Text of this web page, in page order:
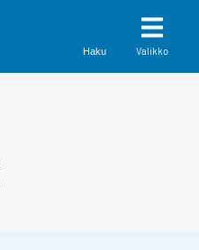
Haku Valikko